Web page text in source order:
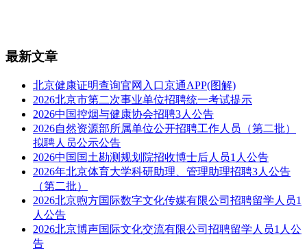
最新文章
北京健康证明查询官网入口京通APP(图解)
2026北京市第二次事业单位招聘统一考试提示
2026中国控烟与健康协会招聘3人公告
2026自然资源部所属单位公开招聘工作人员（第二批）
拟聘人员公示公告
2026中国国土勘测规划院招收博士后人员1人公告
2026年北京体育大学科研助理、管理助理招聘3人公告
（第二批）
2026北京煦方国际数字文化传媒有限公司招聘留学人员1
人公告
2026北京博声国际文化交流有限公司招聘留学人员1人公
告